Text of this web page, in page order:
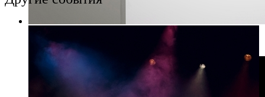
Фото: Пресс-служба музея "Эрарта"